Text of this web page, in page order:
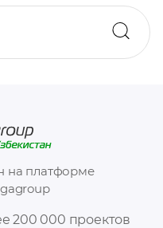
200 000 проектов
на платформе